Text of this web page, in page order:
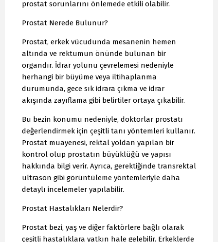
prostat sorunlarını önlemede etkili olabilir.
Prostat Nerede Bulunur?
Prostat, erkek vücudunda mesanenin hemen
altında ve rektumun önünde bulunan bir
organdır. İdrar yolunu çevrelemesi nedeniyle
herhangi bir büyüme veya iltihaplanma
durumunda, gece sık idrara çıkma ve idrar
akışında zayıflama gibi belirtiler ortaya çıkabilir.
Bu bezin konumu nedeniyle, doktorlar prostatı
değerlendirmek için çeşitli tanı yöntemleri kullanır.
Prostat muayenesi, rektal yoldan yapılan bir
kontrol olup prostatın büyüklüğü ve yapısı
hakkında bilgi verir. Ayrıca, gerektiğinde transrektal
ultrason gibi görüntüleme yöntemleriyle daha
detaylı incelemeler yapılabilir.
Prostat Hastalıkları Nelerdir?
Prostat bezi, yaş ve diğer faktörlere bağlı olarak
çeşitli hastalıklara yatkın hale gelebilir. Erkeklerde